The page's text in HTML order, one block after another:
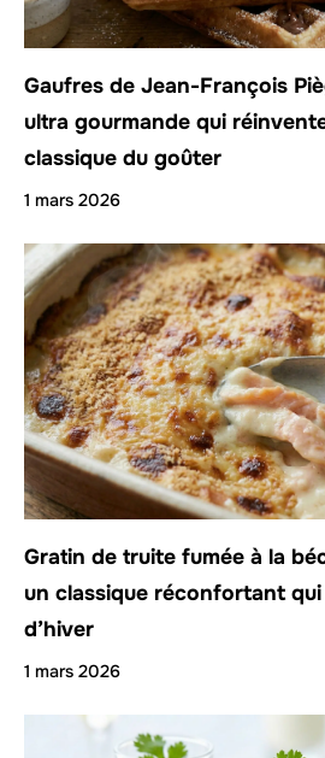
Gaufres de Jean-François
ultra gourmande qui
classique du goûter
1 mars 2026
Gratin de truite fumée à la
un classique réconfortant qui
d’hiver
1 mars 2026